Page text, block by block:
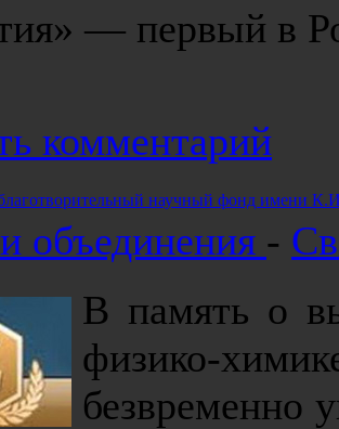
— первый в
комментарий
научный фонд имени
объединения -
В память о
физико-
безвременно